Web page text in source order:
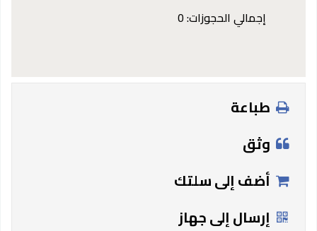
إجمالي الحجوزات: 0
طباعة
وثق
أضف إلى سلتك
إرسال إلى جهاز